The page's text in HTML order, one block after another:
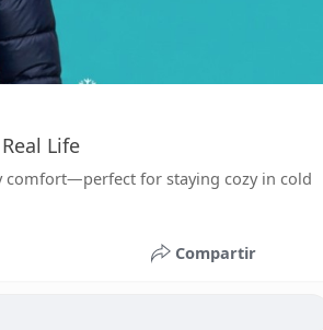
Life
comfort—perfect for staying cozy in cold
Compartir